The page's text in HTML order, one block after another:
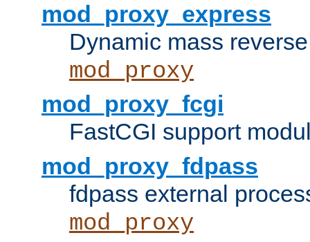
mod_proxy_express
Dynamic mass
mod_proxy
mod_proxy_fcgi
FastCGI support
mod_proxy_fdpass
fdpass external
mod_proxy